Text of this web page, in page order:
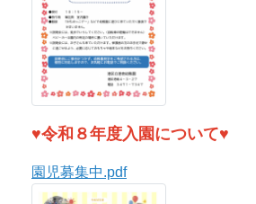
の教育内容や保育時間、必要な費
見学・入園希望の方は、